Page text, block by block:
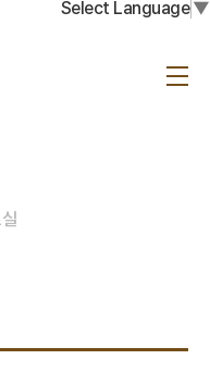
Select Language▼
메